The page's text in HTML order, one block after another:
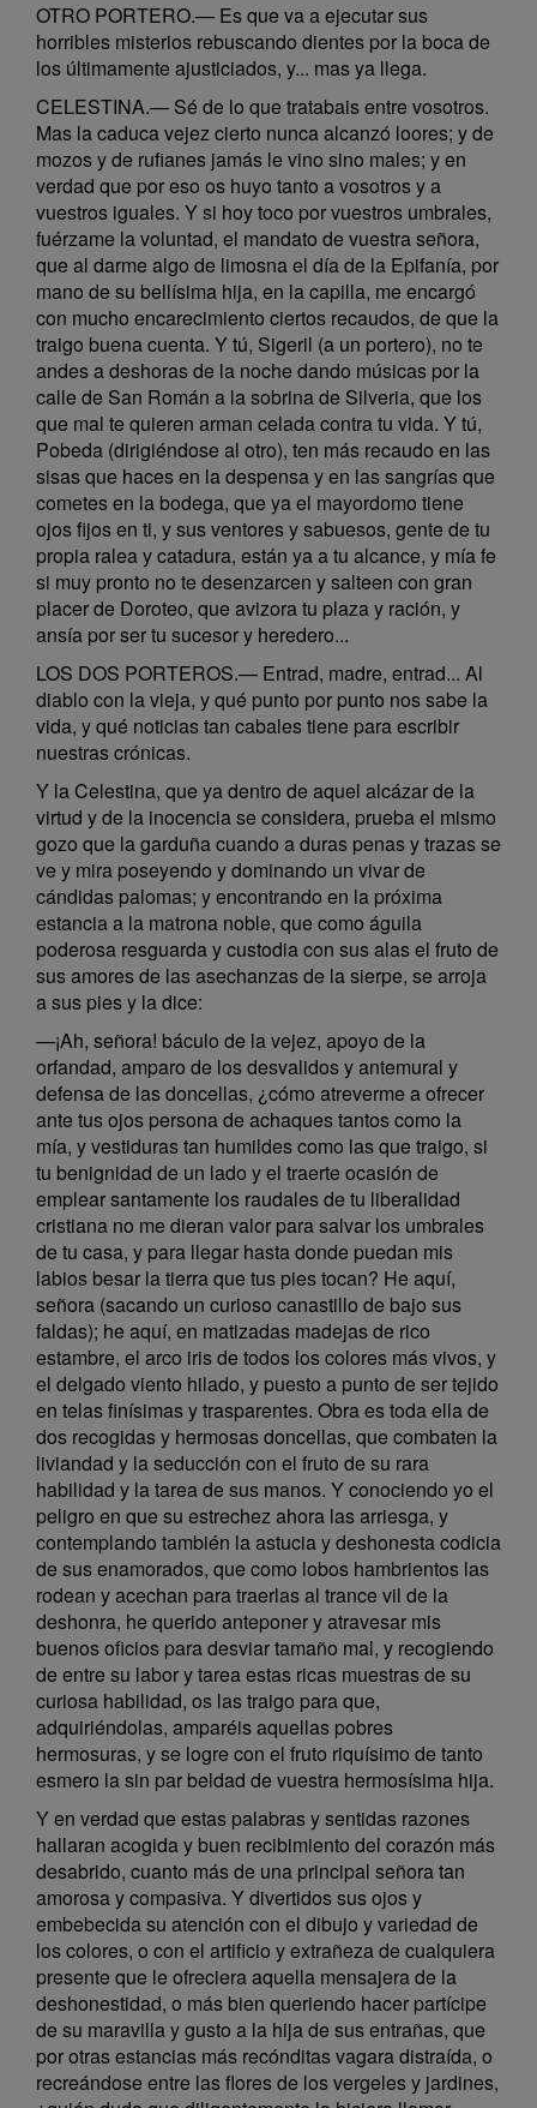
OTRO PORTERO.— Es que va a ejecutar sus
horribles misterios rebuscando dientes por la boca de
los últimamente ajusticiados, y... mas ya llega.
CELESTINA.— Sé de lo que tratabais entre vosotros.
Mas la caduca vejez cierto nunca alcanzó loores; y de
mozos y de rufianes jamás le vino sino males; y en
verdad que por eso os huyo tanto a vosotros y a
vuestros iguales. Y si hoy toco por vuestros umbrales,
fuérzame la voluntad, el mandato de vuestra señora,
que al darme algo de limosna el día de la Epifanía, por
mano de su bellísima hija, en la capilla, me encargó
con mucho encarecimiento ciertos recaudos, de que la
traigo buena cuenta. Y tú, Sigeril (a un portero), no te
andes a deshoras de la noche dando músicas por la
calle de San Román a la sobrina de Silveria, que los
que mal te quieren arman celada contra tu vida. Y tú,
Pobeda (dirigiéndose al otro), ten más recaudo en las
sisas que haces en la despensa y en las sangrías que
cometes en la bodega, que ya el mayordomo tiene
ojos fijos en ti, y sus ventores y sabuesos, gente de tu
propia ralea y catadura, están ya a tu alcance, y mía fe
si muy pronto no te desenzarcen y salteen con gran
placer de Doroteo, que avizora tu plaza y ración, y
ansía por ser tu sucesor y heredero...
LOS DOS PORTEROS.— Entrad, madre, entrad... Al
diablo con la vieja, y qué punto por punto nos sabe la
vida, y qué noticias tan cabales tiene para escribir
nuestras crónicas.
Y la Celestina, que ya dentro de aquel alcázar de la
virtud y de la inocencia se considera, prueba el mismo
gozo que la garduña cuando a duras penas y trazas se
ve y mira poseyendo y dominando un vivar de
cándidas palomas; y encontrando en la próxima
estancia a la matrona noble, que como águila
poderosa resguarda y custodia con sus alas el fruto de
sus amores de las asechanzas de la sierpe, se arroja
a sus pies y la dice:
—¡Ah, señora! báculo de la vejez, apoyo de la
orfandad, amparo de los desvalidos y antemural y
defensa de las doncellas, ¿cómo atreverme a ofrecer
ante tus ojos persona de achaques tantos como la
mía, y vestiduras tan humildes como las que traigo, si
tu benignidad de un lado y el traerte ocasión de
emplear santamente los raudales de tu liberalidad
cristiana no me dieran valor para salvar los umbrales
de tu casa, y para llegar hasta donde puedan mis
labios besar la tierra que tus pies tocan? He aquí,
señora (sacando un curioso canastillo de bajo sus
faldas); he aquí, en matizadas madejas de rico
estambre, el arco iris de todos los colores más vivos, y
el delgado viento hilado, y puesto a punto de ser tejido
en telas finísimas y trasparentes. Obra es toda ella de
dos recogidas y hermosas doncellas, que combaten la
liviandad y la seducción con el fruto de su rara
habilidad y la tarea de sus manos. Y conociendo yo el
peligro en que su estrechez ahora las arriesga, y
contemplando también la astucia y deshonesta codicia
de sus enamorados, que como lobos hambrientos las
rodean y acechan para traerlas al trance vil de la
deshonra, he querido anteponer y atravesar mis
buenos oficios para desviar tamaño mal, y recogiendo
de entre su labor y tarea estas ricas muestras de su
curiosa habilidad, os las traigo para que,
adquiriéndolas, amparéis aquellas pobres
hermosuras, y se logre con el fruto riquísimo de tanto
esmero la sin par beldad de vuestra hermosísima hija.
Y en verdad que estas palabras y sentidas razones
hallaran acogida y buen recibimiento del corazón más
desabrido, cuanto más de una principal señora tan
amorosa y compasiva. Y divertidos sus ojos y
embebecida su atención con el dibujo y variedad de
los colores, o con el artificio y extrañeza de cualquiera
presente que le ofreciera aquella mensajera de la
deshonestidad, o más bien queriendo hacer partícipe
de su maravilla y gusto a la hija de sus entrañas, que
por otras estancias más recónditas vagara distraída, o
recreándose entre las flores de los vergeles y jardines,